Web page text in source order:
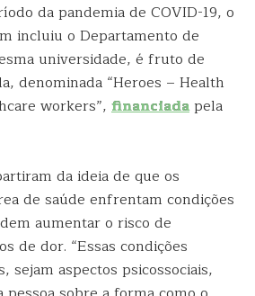
da pandemia de COVID-19, o
incluiu o Departamento de
universidade, é fruto de
denominada “Heroes – Health
workers”, financiadapela
da ideia de que os
de saúde enfrentam condições
aumentar o risco de
de dor. “Essas condições
sejam aspectos psicossociais,